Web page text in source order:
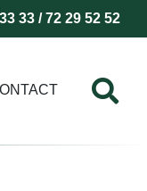
33 / 72 29 52 52